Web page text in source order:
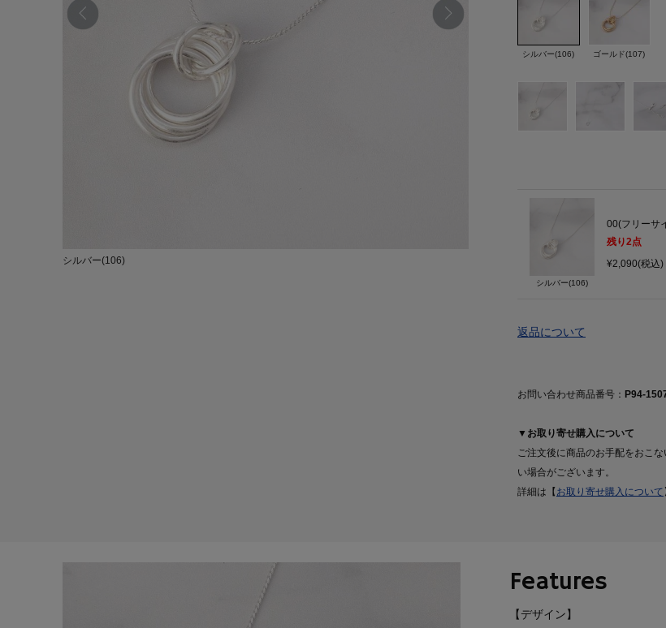
シルバー(106)
シルバー(106) ゴールド(107)
シルバー(106)
00(フリーサ
残り2点
¥2,090(税込)
返品について
お問い合わせ商品番号： P94-
▼お取り寄せ購入について
ご注文後に商品のお手配をおこ
い場合がございます。
詳細は【 お取り寄せ購入について
Features
【デザイン】